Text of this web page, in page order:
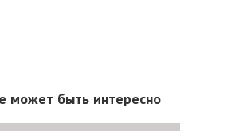
может быть интересно